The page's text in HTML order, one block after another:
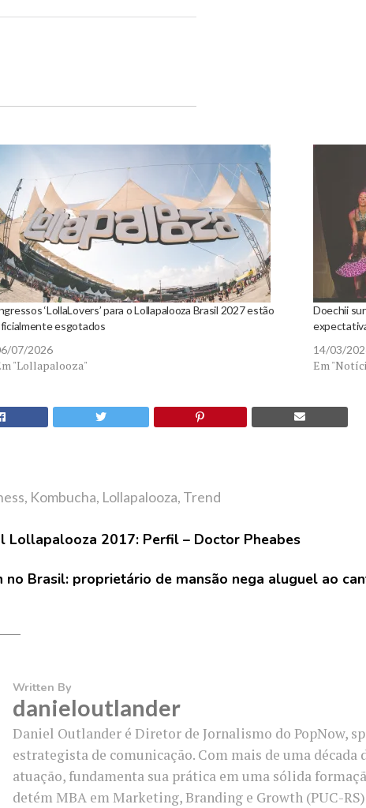
‘LollaLovers’ para o Lollapalooza Brasil 2027 estão
esgotados
07/2026
"Lollapalooza"
Doechii
14/03/
Em
, Kombucha, Lollapalooza, Trend
Lollapalooza 2017: Perfil – Doctor Pheabes
no Brasil: proprietário de mansão nega aluguel ao
Written By
danieloutlander
Daniel Outlander é Diretor de Jornalismo do PopNow,
estrategista de comunicação. Com mais de uma década
atuação, fundamenta sua prática em uma sólida
detém MBA em Marketing, Branding e Growth (PUC-RS)